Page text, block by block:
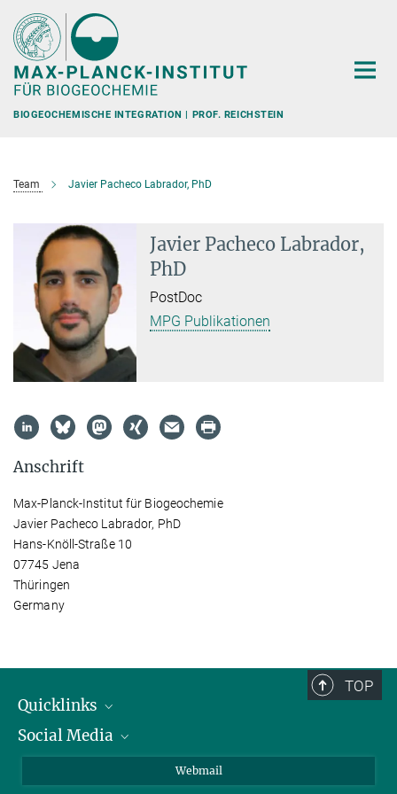
Hauptinhalt
BIOGEOCHEMISCHE INTEGRATION | PROF. REICHSTEIN
Team Javier Pacheco Labrador, PhD
Javier Pacheco Labrador,
PhD
PostDoc
MPG Publikationen
Anschrift
Max-Planck-Institut für Biogeochemie
Javier Pacheco Labrador, PhD
Hans-Knöll-Straße 10
07745 Jena
Thüringen
Germany
TOP
Quicklinks
IMPRS Graduiertenschule
Social Media
Webmail